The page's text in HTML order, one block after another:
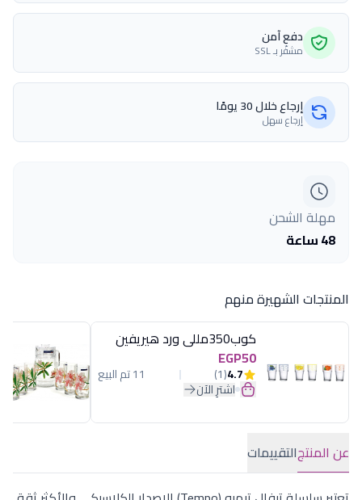
دفع آمن
مشفّر بـ SSL
إرجاع خلال 30 يومًا
إرجاع سهل
مهلة الشحن
48 ساعة
المنتجات الشهيرة منهم
كوب350مللى ورد هيريفين
EGP50
4.7
(1) 11 تم البيع
اشترِ الآن
عن المنتجالتقييمات